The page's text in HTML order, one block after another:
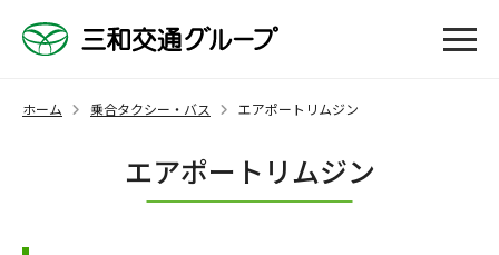
ホーム 乗合タクシー・バス エアポートリムジン
エアポートリムジン